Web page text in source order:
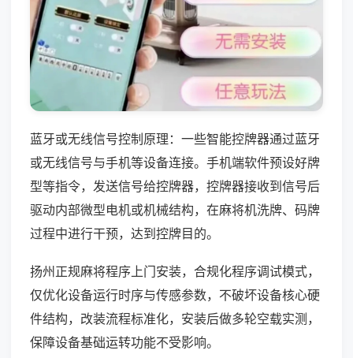
蓝牙或无线信号控制原理：一些智能控牌器通过蓝牙
或无线信号与手机等设备连接。手机端软件预设好牌
型等指令，发送信号给控牌器，控牌器接收到信号后
驱动内部微型电机或机械结构，在麻将机洗牌、码牌
过程中进行干预，达到控牌目的。
扬州正规麻将程序上门安装，合规化程序调试模式，
仅优化设备运行时序与传感参数，不破坏设备核心硬
件结构，改装流程标准化，安装后做多轮空载实测，
保障设备基础运转功能不受影响。